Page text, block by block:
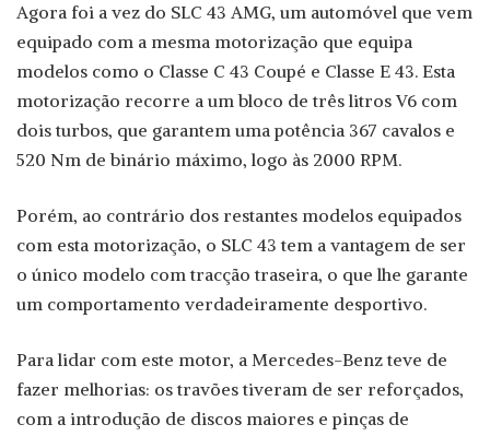
Agora foi a vez do SLC 43 AMG, um automóvel que vem
equipado com a mesma motorização que equipa
modelos como o Classe C 43 Coupé e Classe E 43. Esta
motorização recorre a um bloco de três litros V6 com
dois turbos, que garantem uma potência 367 cavalos e
520 Nm de binário máximo, logo às 2000 RPM.
Porém, ao contrário dos restantes modelos equipados
com esta motorização, o SLC 43 tem a vantagem de ser
o único modelo com tracção traseira, o que lhe garante
um comportamento verdadeiramente desportivo.
Para lidar com este motor, a Mercedes-Benz teve de
fazer melhorias: os travões tiveram de ser reforçados,
com a introdução de discos maiores e pinças de